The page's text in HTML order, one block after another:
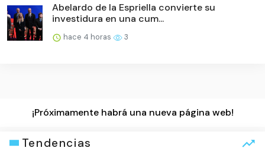
Abelardo de la Espriella convierte su
investidura en una cum...
hace 4 horas 3
¡Próximamente habrá una nueva página web!
Tendencias